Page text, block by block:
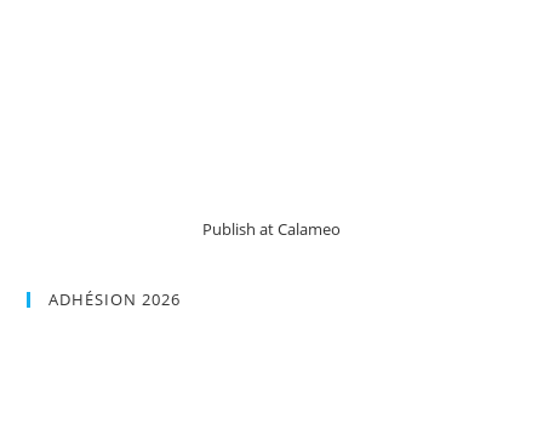
Publish at Calameo
ADHÉSION 2026